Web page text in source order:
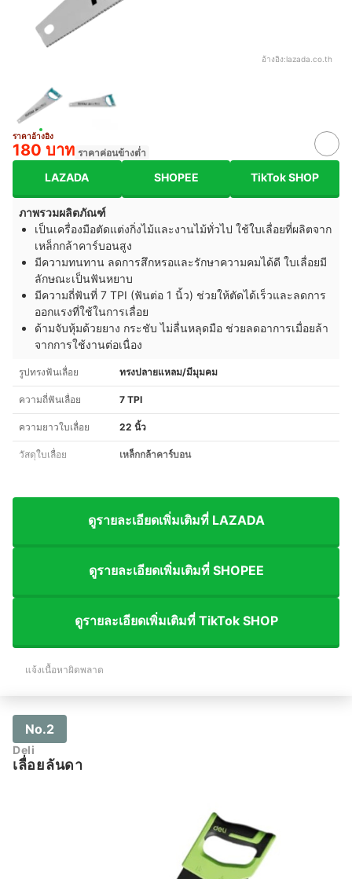
อ้างอิง:lazada.co.th
ราคาอ้างอิง
180 บาท ราคาค่อนข้างต่ำ
LAZADA SHOPEE TikTok SHOP
ภาพรวมผลิตภัณฑ์
เป็นเครื่องมือตัดแต่งกิ่งไม้และงานไม้ทั่วไป ใช้ใบเลื่อยที่ผลิตจาก
เหล็กกล้าคาร์บอนสูง
มีความทนทาน ลดการสึกหรอและรักษาความคมได้ดี ใบเลื่อยมี
ลักษณะเป็นฟันหยาบ
มีความถี่ฟันที่ 7 TPI (ฟันต่อ 1 นิ้ว) ช่วยให้ตัดได้เร็วและลดการ
ออกแรงที่ใช้ในการเลื่อย
ด้ามจับหุ้มด้วยยาง กระชับ ไม่ลื่นหลุดมือ ช่วยลดอาการเมื่อยล้า
จากการใช้งานต่อเนื่อง
รูปทรงฟันเลื่อย ทรงปลายแหลม/มีมุมคม
ความถี่ฟันเลื่อย 7 TPI
ความยาวใบเลื่อย 22 นิ้ว
วัสดุใบเลื่อย เหล็กกล้าคาร์บอน
ดูรายละเอียดเพิ่มเติมที่ LAZADA
ดูรายละเอียดเพิ่มเติมที่ SHOPEE
ดูรายละเอียดเพิ่มเติมที่ TikTok SHOP
แจ้งเนื้อหาผิดพลาด
No.2
Deli
เลื่อยลันดา